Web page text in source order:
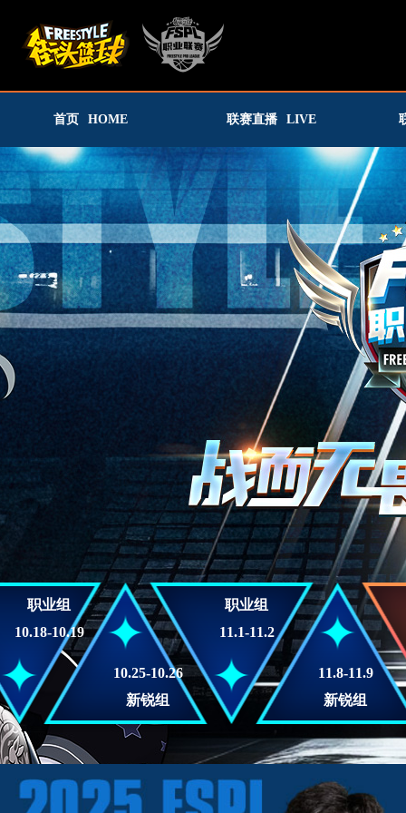
首页 HOME 联赛直播 LIVE
职业组
10.18-10.19
10.25-10.26
新锐组
职业组
11.1-11.2
11.8-11.9
新锐组